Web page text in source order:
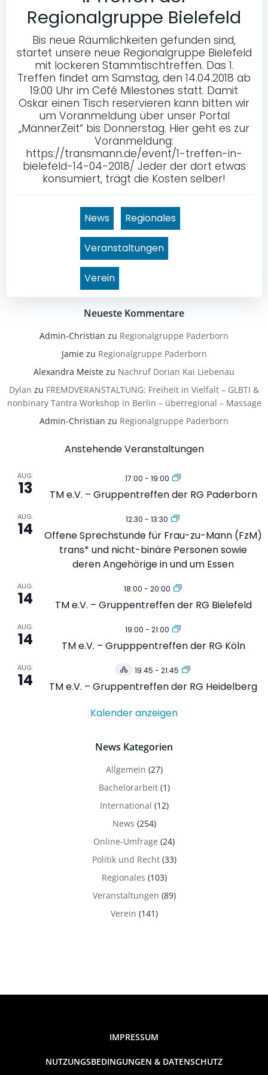
Regionalgruppe Bielefeld
Bis neue Räumlichkeiten gefunden sind,
startet unsere neue Regionalgruppe Bielefeld
mit lockeren Stammtischtreffen. Das 1.
Treffen findet am Samstag, den 14.04.2018 ab
19:00 Uhr im Cefé Milestones statt. Damit
Oskar einen Tisch reservieren kann bitten wir
um Voranmeldung über unser Portal
„MännerZeit“ bis Donnerstag. Hier geht es zur
Voranmeldung:
https://transmann.de/event/1-treffen-in-
bielefeld-14-04-2018/ Jeder der dort etwas
konsumiert, trägt die Kosten selber!
News Regionales
Veranstaltungen
Verein
Neueste Kommentare
Admin-Christian zu Regionalgruppe Paderborn
Jamiezu Regionalgruppe Paderborn
Alexandra Meiste zu Nachruf Dorian Kai Liebenau
Dylan zu FREMDVERANSTALTUNG: Freiheit in Vielfalt – GLBTI &
nonbinary Tantra Workshop in Berlin – überregional – Massage
Admin-Christian zu Regionalgruppe Paderborn
Anstehende Veranstaltungen
AUG.
13 17:00 - 19:00
TM e.V. – Gruppentreffen der RG Paderborn
AUG.
14 12:30 - 13:30
Offene Sprechstunde für Frau-zu-Mann (FzM)
trans* und nicht-binäre Personen sowie
deren Angehörige in und um Essen
AUG.
14 18:00 - 20:00
TM e.V. – Gruppentreffen der RG Bielefeld
AUG.
14 19:00 - 21:00
TM e.V. – Grupppentreffen der RG Köln
AUG.
14
Hybrid
Veranstaltung
19:45 - 21:45
TM e.V. – Gruppentreffen der RG Heidelberg
Kalender anzeigen
News Kategorien
Allgemein (27)
Bachelorarbeit(1)
International (12)
News (254)
Online-Umfrage (24)
Politik und Recht(33)
Regionales (103)
Veranstaltungen (89)
Verein (141)
IMPRESSUM
NUTZUNGSBEDINGUNGEN & DATENSCHUTZ